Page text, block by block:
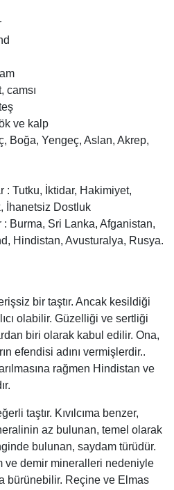
camsı
ve kalp
Boğa, Yengeç, Aslan, Akrep,
: Tutku, İktidar, Hakimiyet,
İhanetsiz Dostluk
: Burma, Sri Lanka, Afganistan,
Hindistan, Avusturalya, Rusya.
bir taştır. Ancak kesildiği
olabilir. Güzelliği ve sertliği
biri olarak kabul edilir. Ona,
efendisi adını vermişlerdir..
rağmen Hindistan ve
taştır. Kıvılcıma benzer,
az bulunan, temel olarak
bulunan, saydam türüdür.
ve demir mineralleri nedeniyle
bürünebilir. Reçine ve Elmas